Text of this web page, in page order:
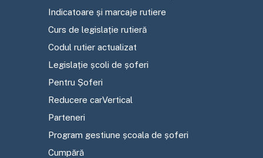
Indicatoare și marcaje rutiere
Curs de legislație rutieră
Codul rutier actualizat
Legislație școli de șoferi
Pentru Șoferi
Reducere carVertical
Parteneri
Program gestiune școala de șoferi
Cumpără